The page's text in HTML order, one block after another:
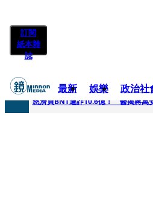
訂閱
紙本雜
誌
最新 娛樂 政治社
快訊